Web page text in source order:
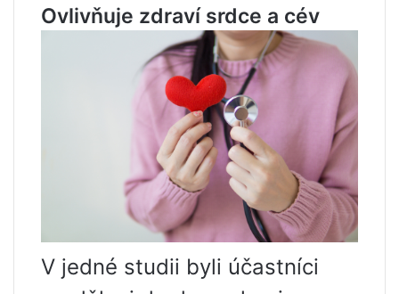
Ovlivňuje zdraví srdce a cév
V jedné studii byli účastníci